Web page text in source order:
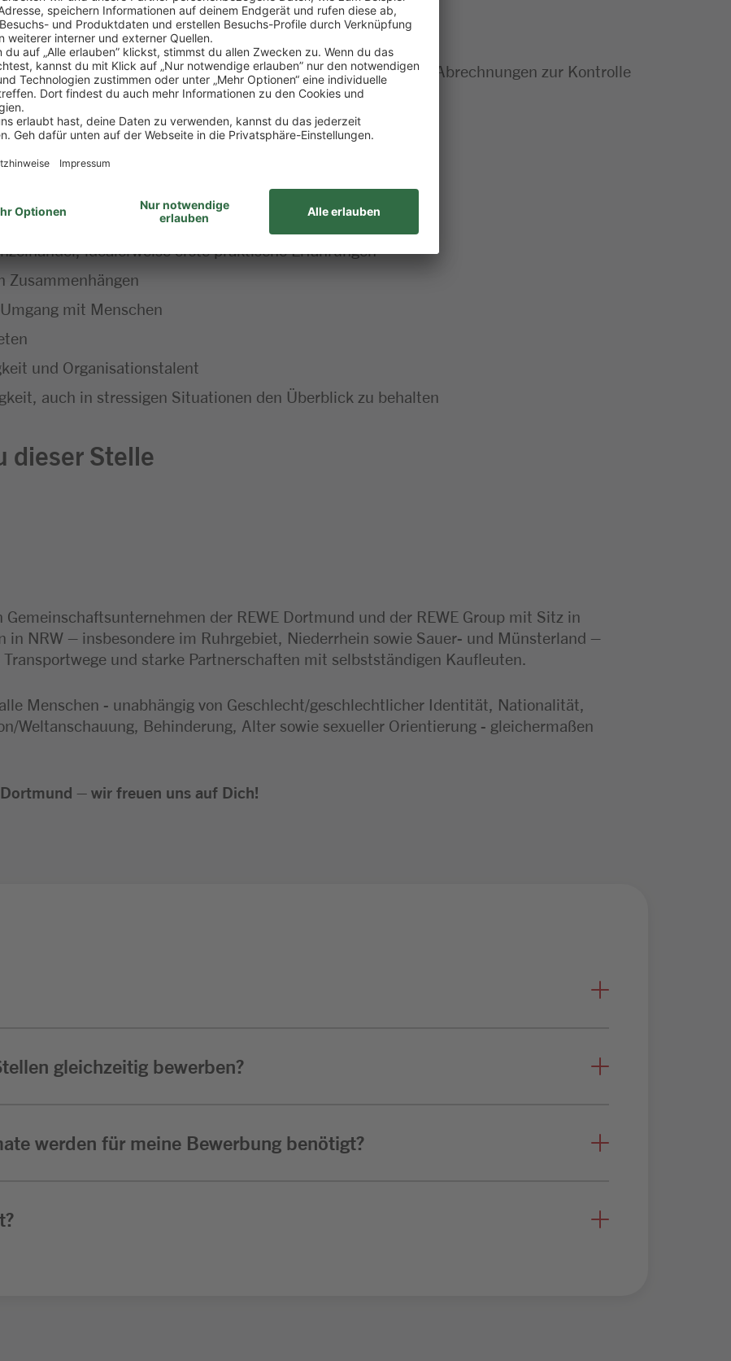
von Verkaufsförderungsmaßnahmen
Erstellung von Verkaufsstatistiken, Erfolgskontrollen und Abrechnungen zur Kontrolle
des Marktes
zum Kaufmann im Einzelhandel (m/w/d)
idealerweise erste praktische Erfahrungen
Zusammenhängen
mit Menschen
und Organisationstalent
auch in stressigen Situationen den Überblick zu behalten
dieser Stelle
Gemeinschaftsunternehmen der REWE Dortmund und der REWE Group mit Sitz in
NRW – insbesondere im Ruhrgebiet, Niederrhein sowie Sauer- und Münsterland –
und starke Partnerschaften mit selbstständigen Kaufleuten.
Menschen - unabhängig von Geschlecht/geschlechtlicher Identität, Nationalität,
Weltanschauung, Behinderung, Alter sowie sexueller Orientierung - gleichermaßen
– wir freuen uns auf Dich!
gleichzeitig bewerben?
werden für meine Bewerbung benötigt?